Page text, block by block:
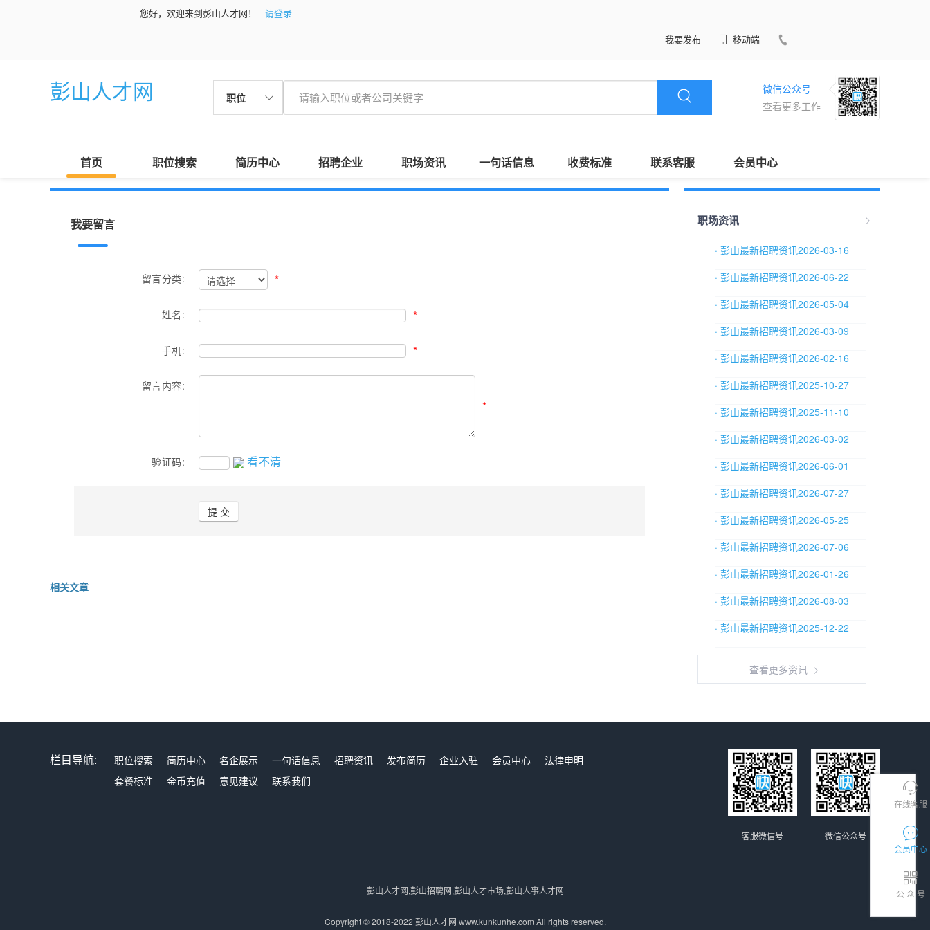
您好，欢迎来到彭山人才网！
请登录
我要发布
移动端
彭山人才网 职位
微信公众号
查看更多工作
首页 职位搜索 简历中心 招聘企业 职场资讯 一句话信息 收费标准 联系客服 会员中心
在线客服
会员中心
公 众 号
我要留言
留言分类: *
姓名: *
手机: *
留言内容:
*
验证码: 看不清
相关文章
职场资讯
· 彭山最新招聘资讯2026-03-16
· 彭山最新招聘资讯2026-06-22
· 彭山最新招聘资讯2026-05-04
· 彭山最新招聘资讯2026-03-09
· 彭山最新招聘资讯2026-02-16
· 彭山最新招聘资讯2025-10-27
· 彭山最新招聘资讯2025-11-10
· 彭山最新招聘资讯2026-03-02
· 彭山最新招聘资讯2026-06-01
· 彭山最新招聘资讯2026-07-27
· 彭山最新招聘资讯2026-05-25
· 彭山最新招聘资讯2026-07-06
· 彭山最新招聘资讯2026-01-26
· 彭山最新招聘资讯2026-08-03
· 彭山最新招聘资讯2025-12-22
查看更多资讯
栏目导航: 职位搜索 简历中心 名企展示 一句话信息 招聘资讯 发布简历 企业入驻 会员中心
法律申明
套餐标准
金币充值 意见建议 联系我们
微信公众号
客服微信号
彭山人才网,彭山招聘网,彭山人才市场,彭山人事人才网
Copyright © 2018-2022 彭山人才网 www.kunkunhe.com All rights reserved.